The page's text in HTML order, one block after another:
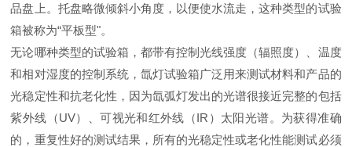
品盘上。托盘略微倾斜小角度，以便使水流走，这种类型的试验
箱被称为“平板型"。
无论哪种类型的试验箱，都带有控制光线强度（辐照度）、温度
和相对湿度的控制系统，氙灯试验箱广泛用来测试材料和产品的
光稳定性和抗老化性，因为氙弧灯发出的光谱很接近完整的包括
紫外线（UV）、可视光和红外线（IR）太阳光谱。为获得准确
的，重复性好的测试结果，所有的光稳定性或老化性能测试必须